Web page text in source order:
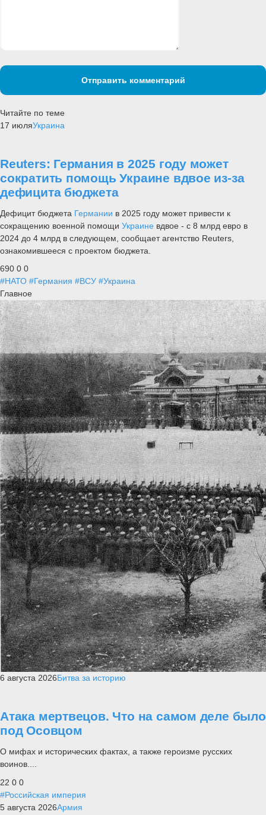
Отправить комментарий
Читайте по теме
17 июляУкраина
Reuters: Германия в 2025 году может
сократить помощь Украине вдвое из-за
дефицита бюджета
Дефицит бюджета Германии в 2025 году может привести к
сокращению военной помощи Украине вдвое - с 8 млрд евро в
2024 до 4 млрд в следующем, сообщает агентство Reuters,
ознакомившееся с проектом бюджета.
690 0 0
#НАТО #Германия #ВСУ #Украина
Главное
6 августа 2026Битва за историю
Атака мертвецов. Что на самом деле было
под Осовцом
О мифах и исторических фактах, а также героизме русских
воинов....
22 0 0
#Российская империя
5 августа 2026Армия